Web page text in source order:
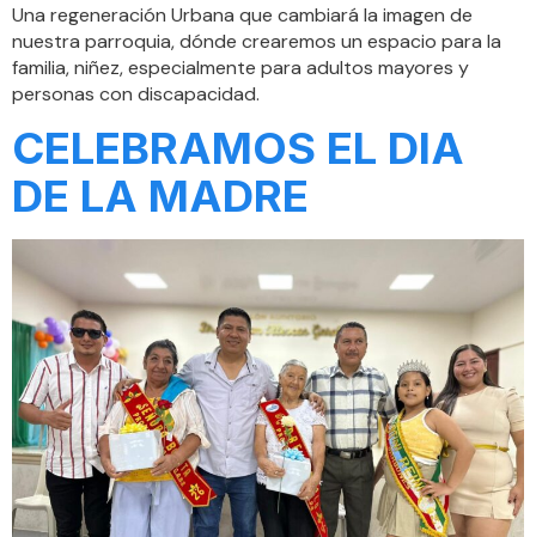
Una regeneración Urbana que cambiará la imagen de
nuestra parroquia, dónde crearemos un espacio para la
familia, niñez, especialmente para adultos mayores y
personas con discapacidad.
CELEBRAMOS EL DIA
DE LA MADRE